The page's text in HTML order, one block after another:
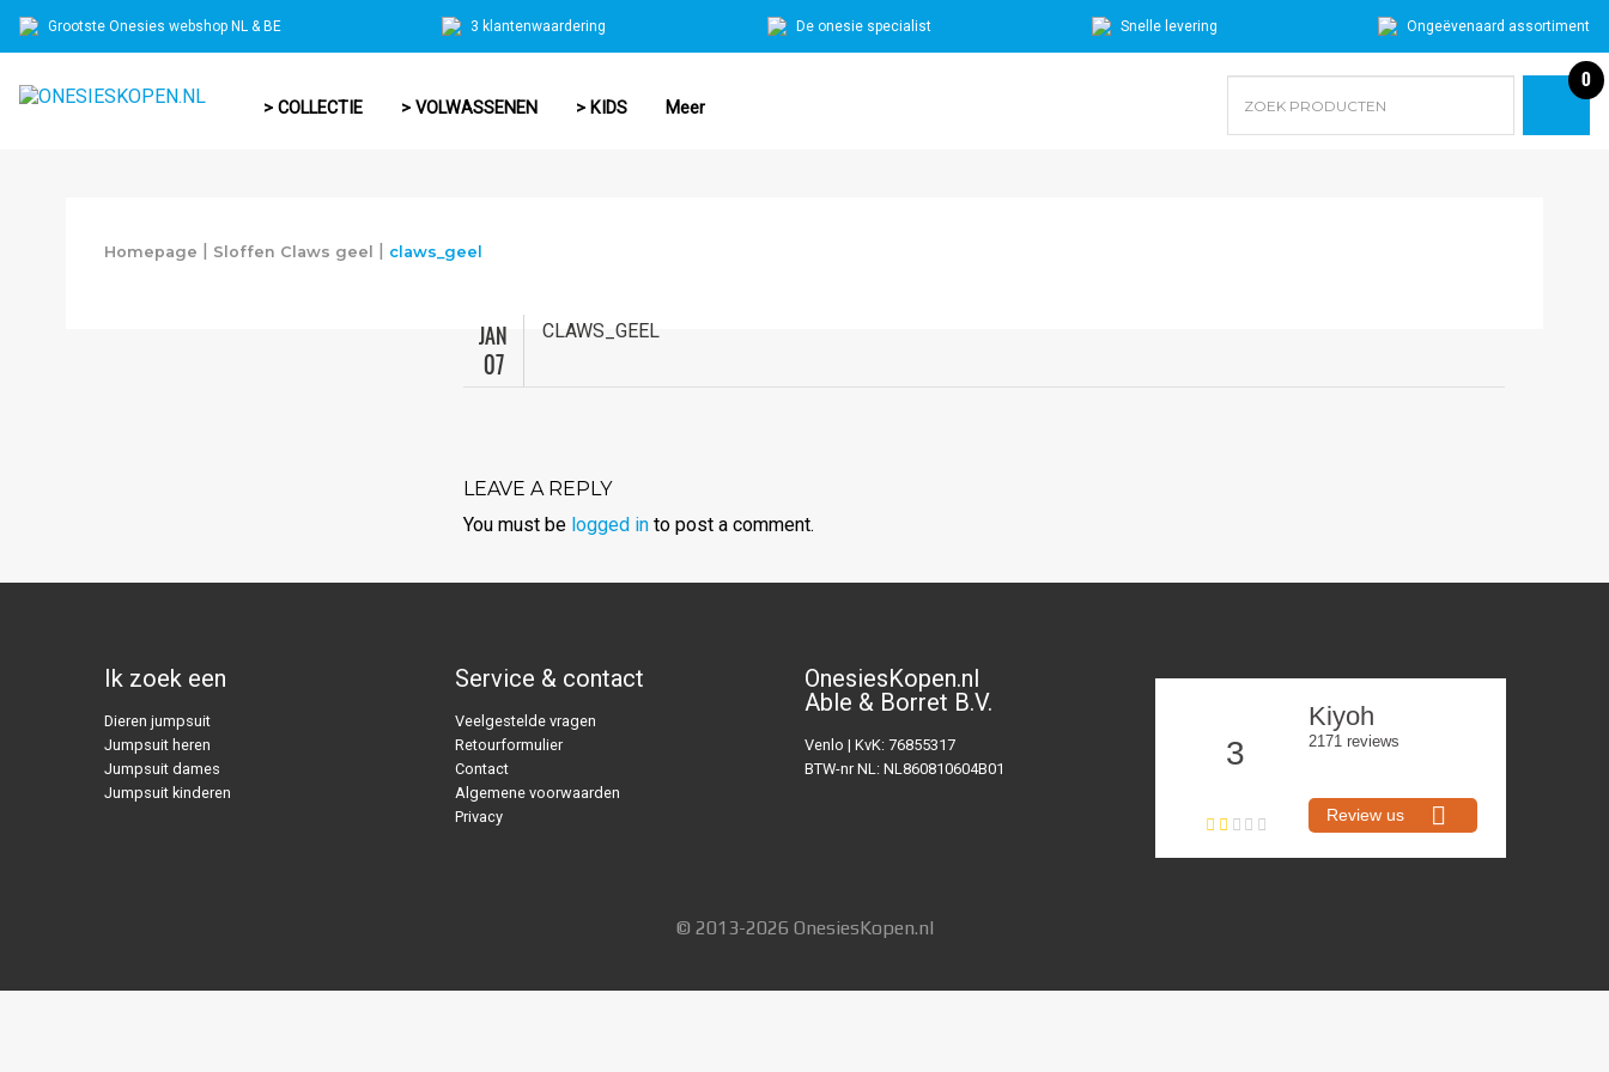
Grootste Onesies webshop NL & BE 3 klantenwaardering De onesie specialist Snelle levering Ongeëvenaard assortiment
> COLLECTIE > VOLWASSENEN > KIDS Meer
0
Homepage Sloffen Claws geel claws_geel
JAN
07
CLAWS_GEEL
LEAVE A REPLY
You must be logged in to post a comment.
Ik zoek een
Dieren jumpsuit
Jumpsuit heren
Jumpsuit dames
Jumpsuit kinderen
Service & contact
Veelgestelde vragen
Retourformulier
Contact
Algemene voorwaarden
Privacy
OnesiesKopen.nl
Able & Borret B.V.
Venlo | KvK: 76855317
BTW-nr NL: NL860810604B01
© 2013-2026 OnesiesKopen.nl